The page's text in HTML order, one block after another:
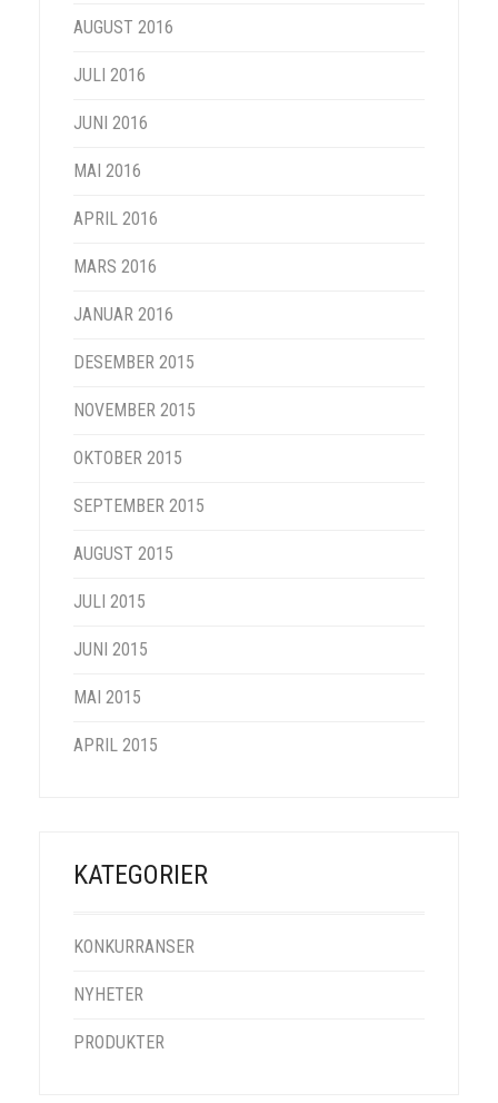
AUGUST 2016
JULI 2016
JUNI 2016
MAI 2016
APRIL 2016
MARS 2016
JANUAR 2016
DESEMBER 2015
NOVEMBER 2015
OKTOBER 2015
SEPTEMBER 2015
AUGUST 2015
JULI 2015
JUNI 2015
MAI 2015
APRIL 2015
KATEGORIER
KONKURRANSER
NYHETER
PRODUKTER